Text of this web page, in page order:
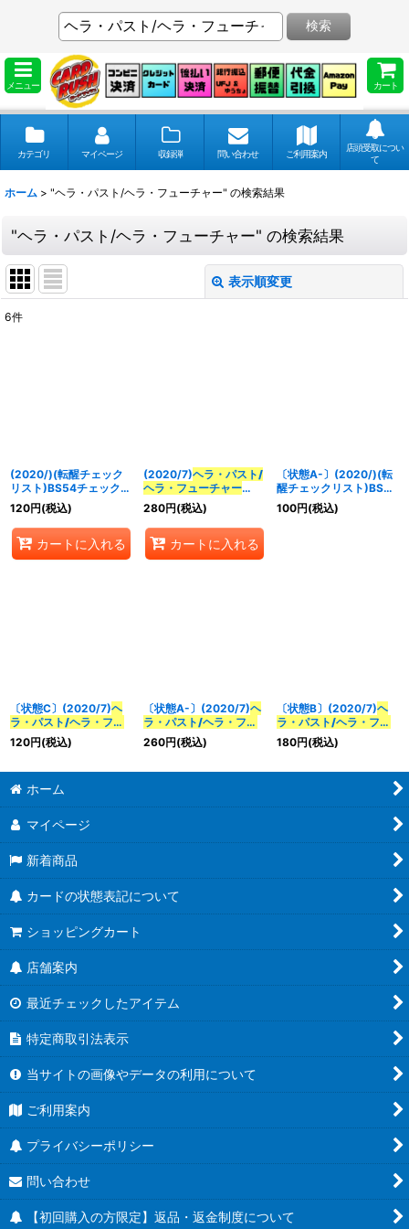
メニュー カート
検索
カテゴリ マイページ 収録弾 問い合わせ ご利用案内
店頭受取につい
て
ホーム > "ヘラ・パスト/ヘラ・フューチャー" の検索結果
"ヘラ・パスト/ヘラ・フューチャー" の検索結果
表示順変更
絞り込む
6件
(2020/)(転醒チェック
リスト)BS54チェックリ
スト3/3【-】{BS54-
TX03}《多》
120円(税込)
カートに入れる
(2020/7)ヘラ・パスト/
ヘラ・フューチャー
【CP】{BS54-TCP01}
《紫》
280円(税込)
カートに入れる
〔状態A-〕(2020/)(転
醒チェックリスト)BS54
チェックリスト
3/3【-】{BS54-TX03}
100円(税込)
〔状態C〕(2020/7)ヘ
ラ・パスト/ヘラ・フュ
ーチャー【CP】{BS54-
TCP01}《紫》
120円(税込)
〔状態A-〕(2020/7)ヘ
ラ・パスト/ヘラ・フュ
ーチャー【CP】{BS54-
TCP01}《紫》
260円(税込)
〔状態B〕(2020/7)ヘ
ラ・パスト/ヘラ・フュ
ーチャー【CP】{BS54-
TCP01}《紫》
180円(税込)
ホーム
マイページ
新着商品
カードの状態表記について
ショッピングカート
店舗案内
最近チェックしたアイテム
特定商取引法表示
当サイトの画像やデータの利用について
ご利用案内
プライバシーポリシー
問い合わせ
【初回購入の方限定】返品・返金制度について